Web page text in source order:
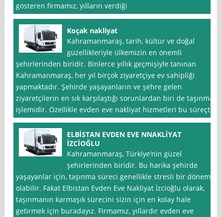
gösteren firmamız, yılların verdiği
Koçak nakliyat
Kahramanmaraş, tarih, kültür ve doğal
güzellikleriyle ülkemizin en önemli
şehirlerinden biridir. Binlerce yıllık geçmişiyle tanınan
Kahramanmaraş, her yıl birçok ziyaretçiye ev sahipliği
yapmaktadır. Şehirde yaşayanların ve şehre gelen
ziyaretçilerin en sık karşılaştığı sorunlardan biri de taşınma
işlemidir. Özellikle evden eve nakliyat hizmetleri bu süreçte
ELBİSTAN EVDEN EVE NNAKLİYAT
İZCİOĞLU
Kahramanmaraş, Türkiye’nin güzel
şehirlerinden biridir. Bu harika şehirde
yaşayanlar için, taşınma süreci genellikle stresli bir dönem
olabilir. Fakat Elbistan Evden Eve Nakliyat İzcioğlu olarak,
taşınmanın karmaşık sürecini sizin için en kolay hale
getirmek için buradayız. Firmamız, yıllardır evden eve